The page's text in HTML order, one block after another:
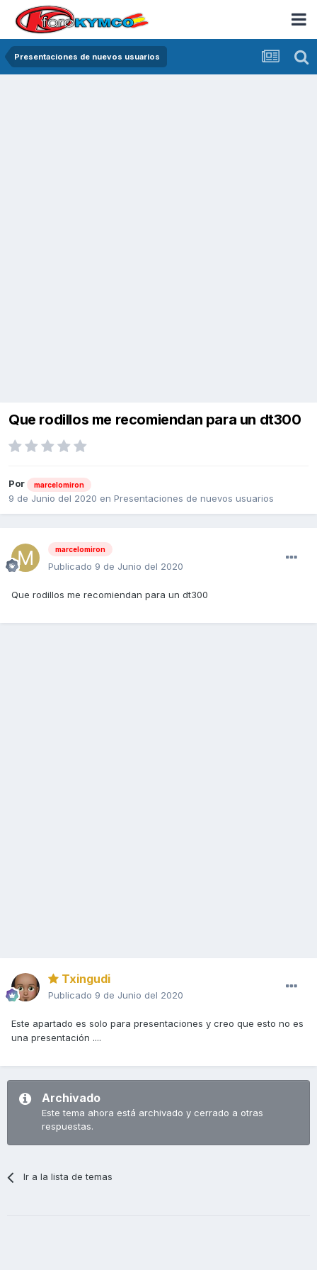
Presentaciones de nuevos usuarios
Que rodillos me recomiendan para un dt300
Por marcelomiron
9 de Junio del 2020 en Presentaciones de nuevos usuarios
marcelomiron
Publicado 9 de Junio del 2020
Que rodillos me recomiendan para un dt300
Txingudi
Publicado 9 de Junio del 2020
Este apartado es solo para presentaciones y creo que esto no es
una presentación ....
Archivado
Este tema ahora está archivado y cerrado a otras
respuestas.
Ir a la lista de temas